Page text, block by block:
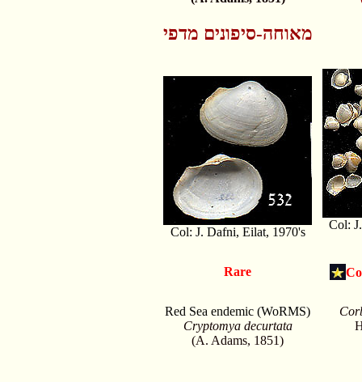
מאוחה-סיפונים מדפי
Col: J. Dafni, Eilat, 1970's
Col:
Rare
Red Sea endemic (WoRMS)
Cryptomya decurtata
(A. Adams, 1851)